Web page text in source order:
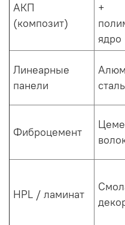
АКП
(композит)
+
ядро
Линеарные
панели
сталь
Фиброцемент
HPL / ламинат